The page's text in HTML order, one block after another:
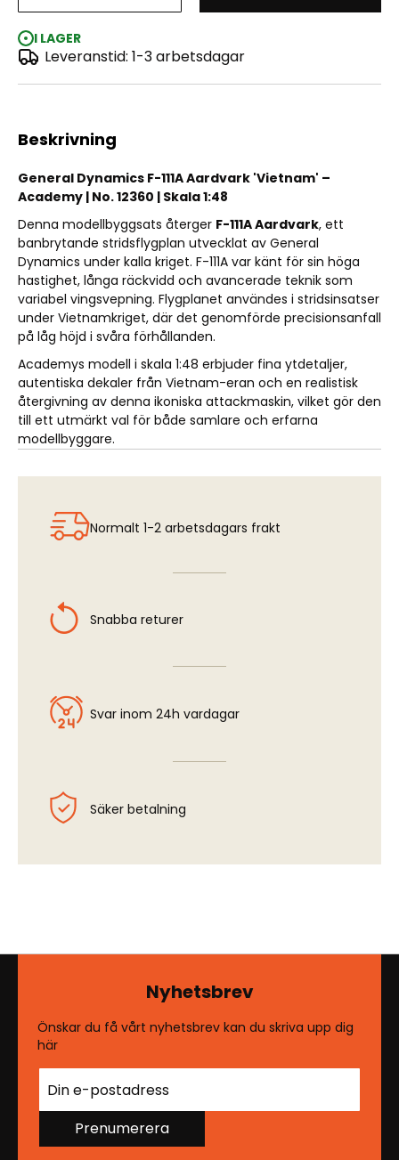
I LAGER
Leveranstid: 1-3 arbetsdagar
General Dynamics F-111A Aardvark 'Vietnam' 1:48
Beskrivning
General Dynamics F-111A Aardvark 'Vietnam' –
Academy | No. 12360 | Skala 1:48
Denna modellbyggsats återger F-111A Aardvark, ett
banbrytande stridsflygplan utvecklat av General
Dynamics under kalla kriget. F-111A var känt för sin höga
hastighet, långa räckvidd och avancerade teknik som
variabel vingsvepning. Flygplanet användes i stridsinsatser
under Vietnamkriget, där det genomförde precisionsanfall
på låg höjd i svåra förhållanden.
Academys modell i skala 1:48 erbjuder fina ytdetaljer,
autentiska dekaler från Vietnam-eran och en realistisk
återgivning av denna ikoniska attackmaskin, vilket gör den
till ett utmärkt val för både samlare och erfarna
modellbyggare.
Normalt 1-2 arbetsdagars frakt
Snabba returer
Svar inom 24h vardagar
Säker betalning
Nyhetsbrev
Önskar du få vårt nyhetsbrev kan du skriva upp dig
här
Prenumerera